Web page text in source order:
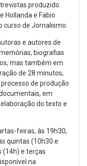
produzido
Hollanda e Fabio
curso de Jornalismo.
e autores de
biografias
mas também em
de 28 minutos,
de produção
em
do texto e
feiras, às 19h30,
quintas (10h30 e
(14h) e terças
na